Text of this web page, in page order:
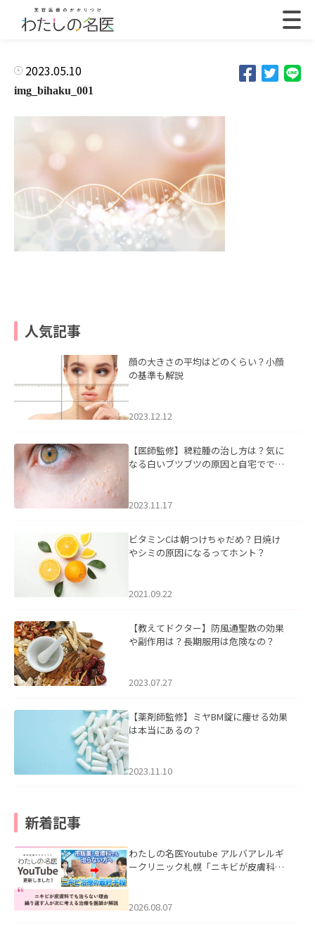
2023.05.10
img_bihaku_001
人気記事
顔の大きさの平均はどのくらい？小顔
の基準も解説
2023.12.12
【医師監修】稗粒腫の治し方は？気に
なる白いブツブツの原因と自宅ででき
2023.11.17
ビタミンCは朝つけちゃだめ？日焼け
やシミの原因になるってホント？
2021.09.22
【教えてドクター】防風通聖散の効果
や副作用は？長期服用は危険なの？
2023.07.27
【薬剤師監修】ミヤBM錠に痩せる効果
は本当にあるの？
2023.11.10
新着記事
わたしの名医Youtube アルバアレルギ
ークリニック札幌「ニキビが皮膚科で
ました。
2026.08.07